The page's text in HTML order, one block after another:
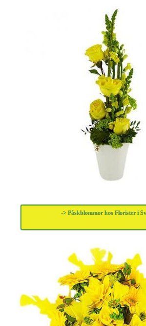
-> Påskblommor hos Florister i